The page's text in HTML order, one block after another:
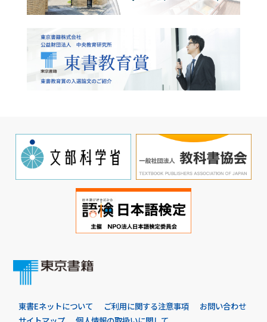
東書Eネットについて ご利用に関する注意事項
お問い合わせ